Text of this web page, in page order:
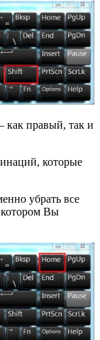
как правый, так и
которые
убрать все
котором Вы